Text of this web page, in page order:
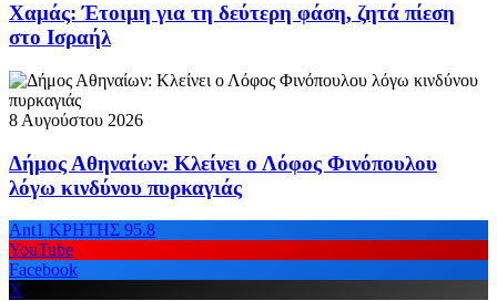
Χαμάς: Έτοιμη για τη δεύτερη φάση, ζητά πίεση
στο Ισραήλ
8 Αυγούστου 2026
Δήμος Αθηναίων: Κλείνει ο Λόφος Φινόπουλου
λόγω κινδύνου πυρκαγιάς
Ant1 ΚΡΗΤΗΣ 95.8
YouTube
Facebook
X